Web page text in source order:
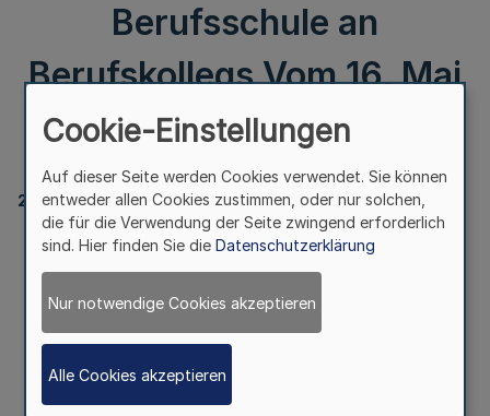
Berufsschule an
Berufskollegs Vom 16. Mai
2023
223
Neunzehnte Verordnung zur Änderung der Verordnung
des Bildungsgangs Berufsschule an Berufskollegs
Cookie-Einstellungen
Auf dieser Seite werden Cookies verwendet. Sie können
entweder allen Cookies zustimmen, oder nur solchen,
die für die Verwendung der Seite zwingend erforderlich
sind. Hier finden Sie die Datenschutzerklärung
Nur notwendige Cookies akzeptieren
Alle Cookies akzeptieren